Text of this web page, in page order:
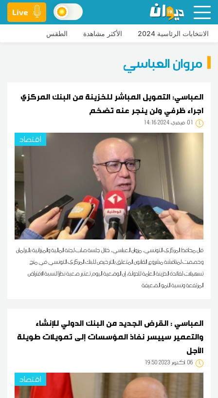
Live
الانتخابات الرئاسية 2024 الأكثر مشاهدة الطقس
مروان العباسي
العباسي: التمويل المباشر للخزينة من البنك المركزي
اجراء ظرفي ولن ينجر عنه تضخم
01 14:16 2024 فيفري
اقتصاد
قال محافظ المركزي التونسي، مروان العباسي، خلال جلسة صلب لجنة المالية والميزانية بالبرلمان
وخصصت لمناقشة مشروع القانون المتعلق بالترخيص للبنك المركزي التونسي في منح
تسهيلات لفائدة الخزينة العامة للدولة، إن الوضعية اليوم تعتبر صعبة نظرا لنسبة الاقتراض
المرتفعة ونسبة النمو الضعيفة
العباسي : القرض الجديد من البنك الدولي للإنشاء
والتعمير سييسر نفاذ المؤسسات إلى تمويلات طويلة
الأجل
06 19:50 2023 أكتوبر
اقتصاد